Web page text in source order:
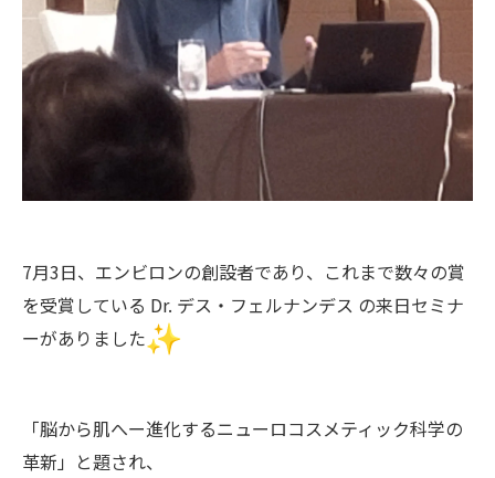
7月3日、エンビロンの創設者であり、 これまで数々の賞
を受賞している Dr. デス・フェルナンデス の来日セミナ
ーがありました
「脳から肌へー進化するニューロコスメティック科学の
革新」 と題され、